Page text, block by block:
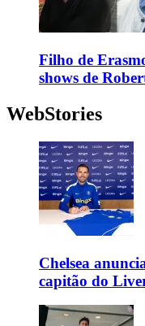
Filho de
shows de
WebStories
Chelsea
capitão do